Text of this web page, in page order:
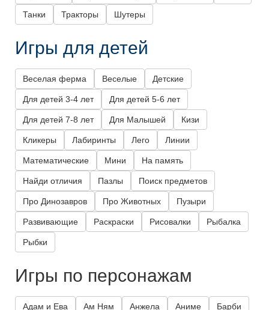
Танки Тракторы Шутеры
Игры для детей
Веселая ферма Веселые Детские
Для детей 3-4 лет Для детей 5-6 лет
Для детей 7-8 лет Для Малышей Кизи
Кликеры Лабиринты Лего Линии
Математические Мини На память
Найди отличия Пазлы Поиск предметов
Про Динозавров Про Животных Пузыри
Развивающие Раскраски Рисовалки Рыбалка
Рыбки
Игры по персонажам
Адам и Ева Ам Ням Анжела Аниме Барби